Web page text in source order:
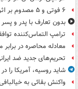
۶ فوتی و ۵ مصدوم بر اثر تصادف زنجیره‌ای
بدون تعارف با پدر و
ترامپ التماس‌کننده
معادله محاصره در
تحریم‌های جدید ضد
شاید روسیه، آمریکا را
واکنش بقائی به